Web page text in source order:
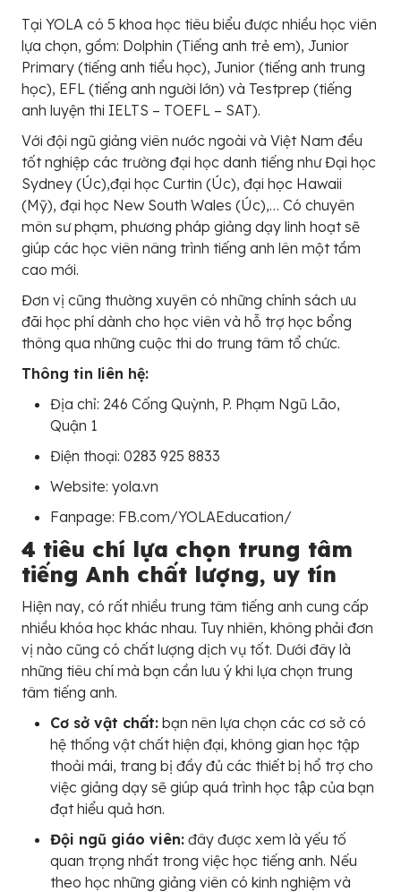
Tại YOLA có 5 khoa học tiêu biểu được nhiều học viên
lựa chọn, gồm: Dolphin (Tiếng anh trẻ em), Junior
Primary (tiếng anh tiểu học), Junior (tiếng anh trung
học), EFL (tiếng anh người lớn) và Testprep (tiếng
anh luyện thi IELTS – TOEFL – SAT).
Với đội ngũ giảng viên nước ngoài và Việt Nam đều
tốt nghiệp các trường đại học danh tiếng như Đại học
Sydney (Úc),đại học Curtin (Úc), đại học Hawaii
(Mỹ), đại học New South Wales (Úc),… Có chuyên
môn sư phạm, phương pháp giảng dạy linh hoạt sẽ
giúp các học viên nâng trình tiếng anh lên một tầm
cao mới.
Đơn vị cũng thường xuyên có những chính sách ưu
đãi học phí dành cho học viên và hỗ trợ học bổng
thông qua những cuộc thi do trung tâm tổ chức.
Thông tin liên hệ:
Địa chỉ: 246 Cống Quỳnh, P. Phạm Ngũ Lão,
Quận 1
Điện thoại: 0283 925 8833
Website: yola.vn
Fanpage: FB.com/YOLAEducation/
4 tiêu chí lựa chọn trung tâm
tiếng Anh chất lượng, uy tín
Hiện nay, có rất nhiều trung tâm tiếng anh cung cấp
nhiều khóa học khác nhau. Tuy nhiên, không phải đơn
vị nào cũng có chất lượng dịch vụ tốt. Dưới đây là
những tiêu chí mà bạn cần lưu ý khi lựa chọn trung
tâm tiếng anh.
Cơ sở vật chất: bạn nên lựa chọn các cơ sở có
hệ thống vật chất hiện đại, không gian học tập
thoải mái, trang bị đầy đủ các thiết bị hổ trợ cho
việc giảng dạy sẽ giúp quá trình học tập của bạn
đạt hiểu quả hơn.
Đội ngũ giáo viên: đây được xem là yếu tố
quan trọng nhất trong việc học tiếng anh. Nếu
theo học những giảng viên có kinh nghiệm và